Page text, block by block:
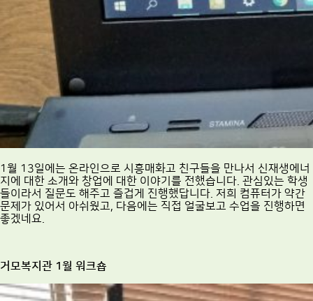
1월 13일에는 온라인으로 시흥매화고 친구들을 만나서 신재생에너
지에 대한 소개와 창업에 대한 이야기를 전했습니다. 관심있는 학생
들이라서 질문도 해주고 즐겁게 진행했답니다. 저희 컴퓨터가 약간
문제가 있어서 아쉬웠고, 다음에는 직접 얼굴보고 수업을 진행하면
좋겠네요.
거모복지관 1월 워크숍